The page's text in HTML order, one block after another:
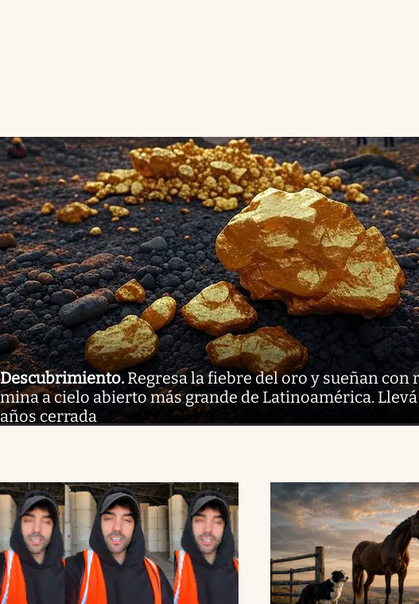
Descubrimiento. Regresa la fiebre del oro y sueñan con
mina a cielo abierto más grande de Latinoamérica. Llevá
años cerrada